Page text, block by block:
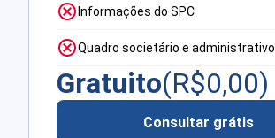
Informações do SPC
Quadro societário e administrativo
Gratuito(R$0,00)
Consultar grátis